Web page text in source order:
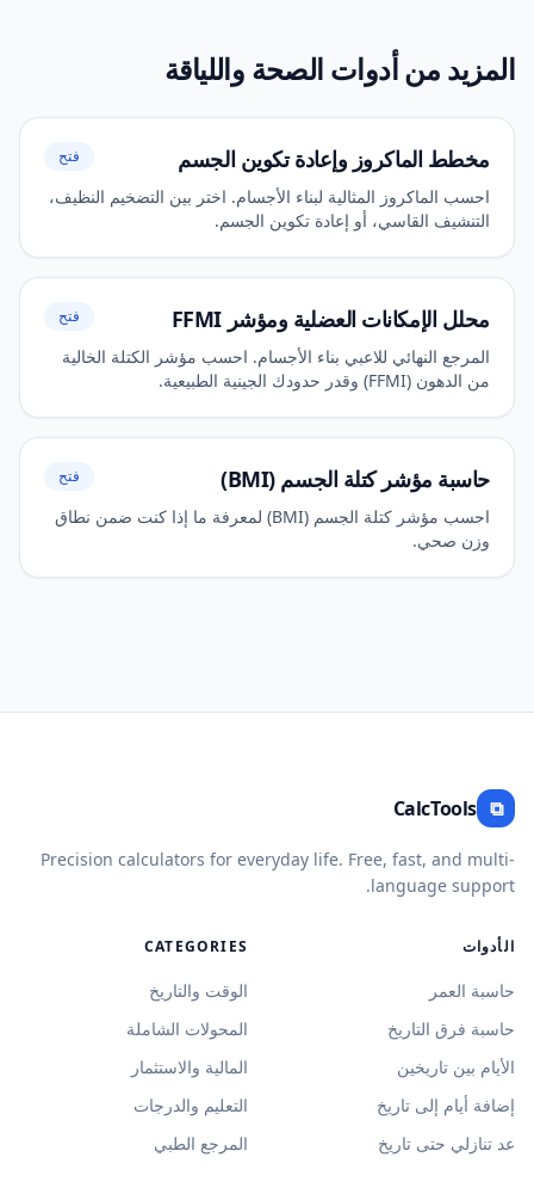
المزيد من أدوات الصحة واللياقة
مخطط الماكروز وإعادة تكوين الجسم فتح
احسب الماكروز المثالية لبناء الأجسام. اختر بين التضخيم النظيف،
التنشيف القاسي، أو إعادة تكوين الجسم.
محلل الإمكانات العضلية ومؤشر FFMI فتح
المرجع النهائي للاعبي بناء الأجسام. احسب مؤشر الكتلة الخالية
من الدهون (FFMI) وقدر حدودك الجينية الطبيعية.
حاسبة مؤشر كتلة الجسم (BMI) فتح
احسب مؤشر كتلة الجسم (BMI) لمعرفة ما إذا كنت ضمن نطاق
وزن صحي.
⧉
CalcTools
Precision calculators for everyday life. Free, fast, and multi-
language support.
الأدوات
حاسبة العمر
حاسبة فرق التاريخ
الأيام بين تاريخين
إضافة أيام إلى تاريخ
عد تنازلي حتى تاريخ
CATEGORIES
الوقت والتاريخ
المحولات الشاملة
المالية والاستثمار
التعليم والدرجات
المرجع الطبي